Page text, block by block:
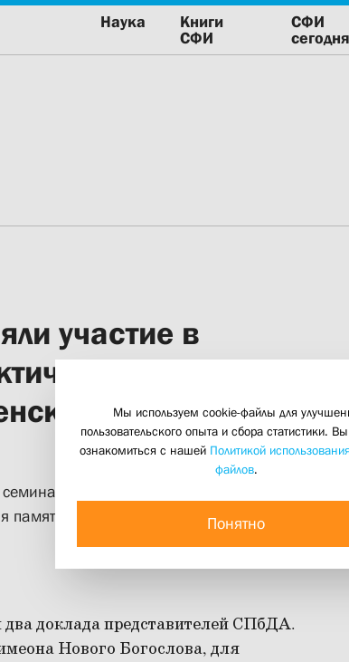
Наука
Книги
СФИ
СФИ
сегодня
участие в
духовной
прошла Третья научно-
памяти прп. Авраамия Смоленского
доклада представителей СПбДА.
Нового Богослова, для
Мы используем cookie-файлы для
пользовательского опыта и сбора статистики.
ознакомиться с нашей Политикой
файлов.
Понятно